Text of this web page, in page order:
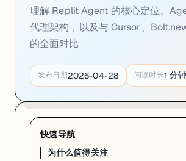
理解 Replit Agent 的核心定位、
代理架构，以及与 Cursor、
的全面对比
发布日期2026-04-28 阅读时长1 分钟
快速导航
为什么值得关注